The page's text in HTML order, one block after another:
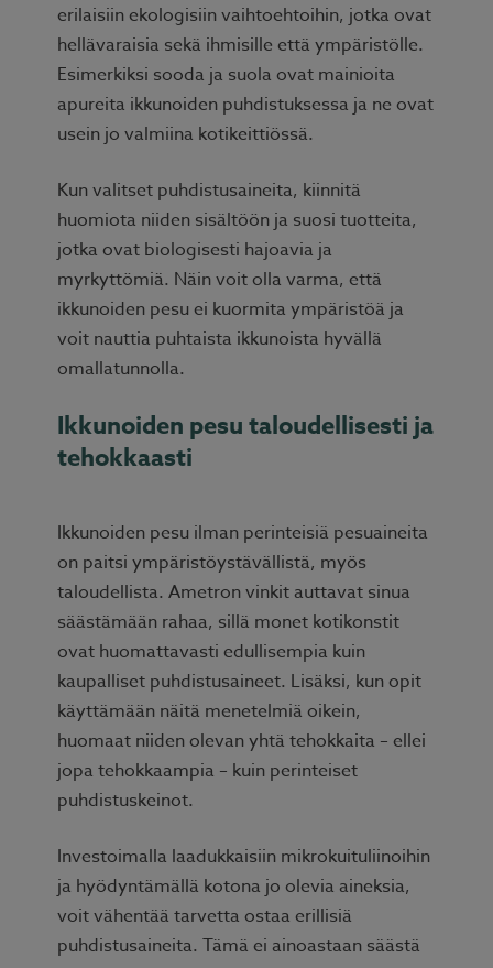
erilaisiin ekologisiin vaihtoehtoihin, jotka ovat
hellävaraisia sekä ihmisille että ympäristölle.
Esimerkiksi sooda ja suola ovat mainioita
apureita ikkunoiden puhdistuksessa ja ne ovat
usein jo valmiina kotikeittiössä.
Kun valitset puhdistusaineita, kiinnitä
huomiota niiden sisältöön ja suosi tuotteita,
jotka ovat biologisesti hajoavia ja
myrkyttömiä. Näin voit olla varma, että
ikkunoiden pesu ei kuormita ympäristöä ja
voit nauttia puhtaista ikkunoista hyvällä
omallatunnolla.
Ikkunoiden pesu taloudellisesti ja
tehokkaasti
Ikkunoiden pesu ilman perinteisiä pesuaineita
on paitsi ympäristöystävällistä, myös
taloudellista. Ametron vinkit auttavat sinua
säästämään rahaa, sillä monet kotikonstit
ovat huomattavasti edullisempia kuin
kaupalliset puhdistusaineet. Lisäksi, kun opit
käyttämään näitä menetelmiä oikein,
huomaat niiden olevan yhtä tehokkaita – ellei
jopa tehokkaampia – kuin perinteiset
puhdistuskeinot.
Investoimalla laadukkaisiin mikrokuituliinoihin
ja hyödyntämällä kotona jo olevia aineksia,
voit vähentää tarvetta ostaa erillisiä
puhdistusaineita. Tämä ei ainoastaan säästä